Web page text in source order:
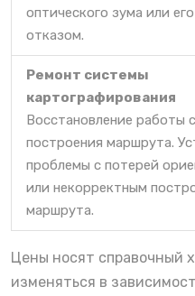
оптического зума или
отказом.
Ремонт системы
картографирования
Восстановление работы
построения маршрута.
проблемы с потерей
или некорректным
маршрута.
Цены носят справочный
изменяться в